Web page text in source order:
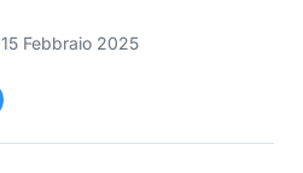
15 Febbraio 2025